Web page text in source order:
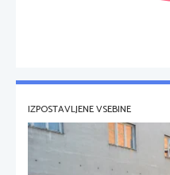
IZPOSTAVLJENE VSEBINE